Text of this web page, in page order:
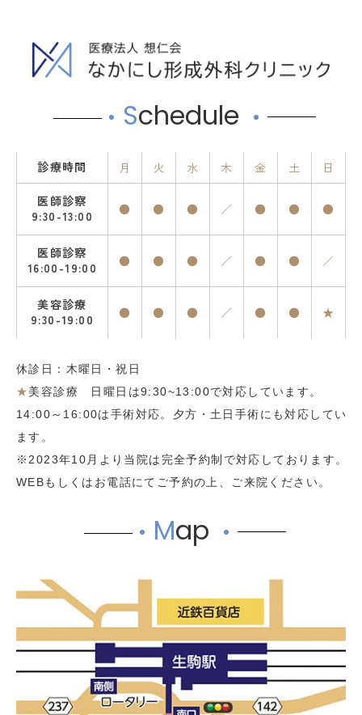
Schedule
診療時間 月 火 水 木 金 土 日
医師診察
9:30-13:00
● ● ● ／ ● ● ●
医師診察
16:00-19:00
● ● ● ／ ● ● ／
美容診療
9:30-19:00
● ● ● ／ ● ● ★
休診日：木曜日・祝日
★美容診療 日曜日は9:30~13:00で対応しています。
14:00～16:00は手術対応。夕方・土日手術にも対応してい
ます。
※2023年10月より当院は完全予約制で対応しております。
WEBもしくはお電話にてご予約の上、ご来院ください。
Map